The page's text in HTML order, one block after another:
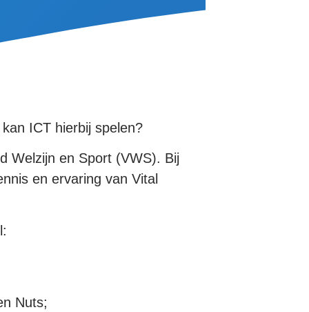
ICT hierbij spelen?
Welzijn en Sport (VWS). Bij
en ervaring van Vital
Nuts;